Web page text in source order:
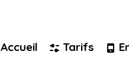
Accueil Tarifs